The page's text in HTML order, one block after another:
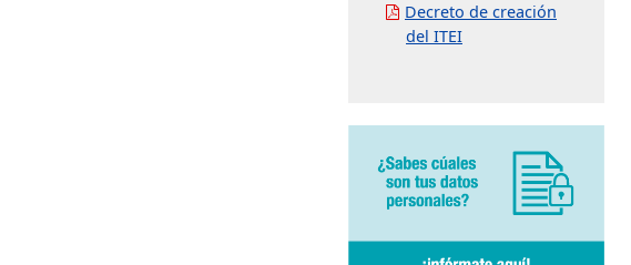
Decreto de creación
del ITEI